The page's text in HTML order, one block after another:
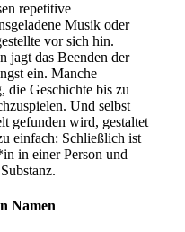
repetitive
Musik oder
vor sich hin.
jagt das Beenden der
ein. Manche
die Geschichte bis zu
Und selbst
gefunden wird, gestaltet
einfach: Schließlich ist
in einer Person und
Namen